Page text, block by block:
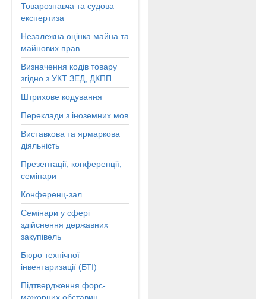
Товарознавча та судова
експертиза
Незалежна оцінка майна та
майнових прав
Визначення кодів товару
згідно з УКТ ЗЕД, ДКПП
Штрихове кодування
Переклади з іноземних мов
Виставкова та ярмаркова
діяльність
Презентації, конференції,
семінари
Конференц-зал
Семінари у сфері
здійснення державних
закупівель
Бюро технічної
інвентаризації (БТІ)
Підтвердження форс-
мажорних обставин